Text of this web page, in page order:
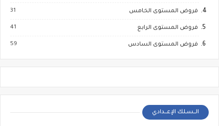
فروض المستوى الخامس 31
فروض المستوى الرابع 41
فروض المستوى السادس 59
الــسـلك الإعــدادي